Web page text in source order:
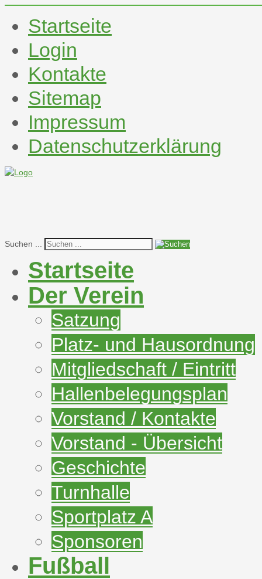
Startseite
Login
Kontakte
Sitemap
Impressum
Datenschutzerklärung
Suchen ...
Startseite
Der Verein
Satzung
Platz- und Hausordnung
Mitgliedschaft / Eintritt
Hallenbelegungsplan
Vorstand / Kontakte
Vorstand - Übersicht
Geschichte
Turnhalle
Sportplatz A
Sponsoren
Fußball